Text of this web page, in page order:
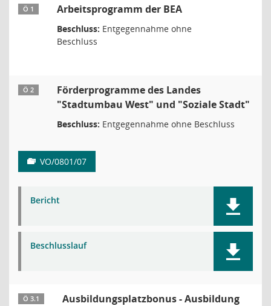
Ö 1 Arbeitsprogramm der BEA
Beschluss: Entgegennahme ohne
Beschluss
Ö 2
Förderprogramme des Landes
"Stadtumbau West" und "Soziale Stadt"
Beschluss: Entgegennahme ohne Beschluss
VO/0801/07
Bericht
Beschlusslauf
Ö 3.1
Ausbildungsplatzbonus - Ausbildung